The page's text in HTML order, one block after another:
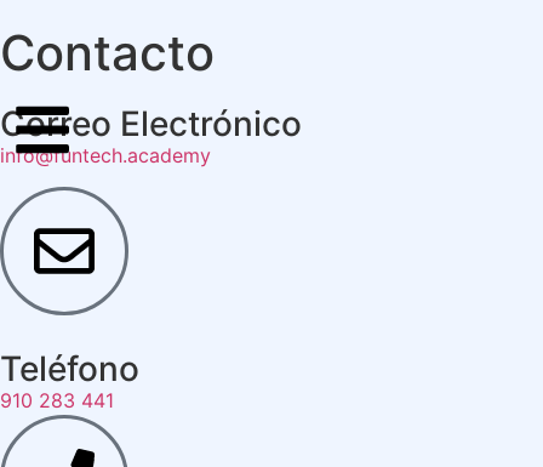
Contacto
Correo Electrónico
info@funtech.academy
Teléfono
910 283 441